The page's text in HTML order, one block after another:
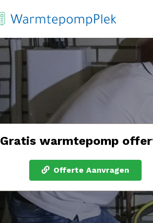
Gratis warmtepomp
Offerte Aanvragen